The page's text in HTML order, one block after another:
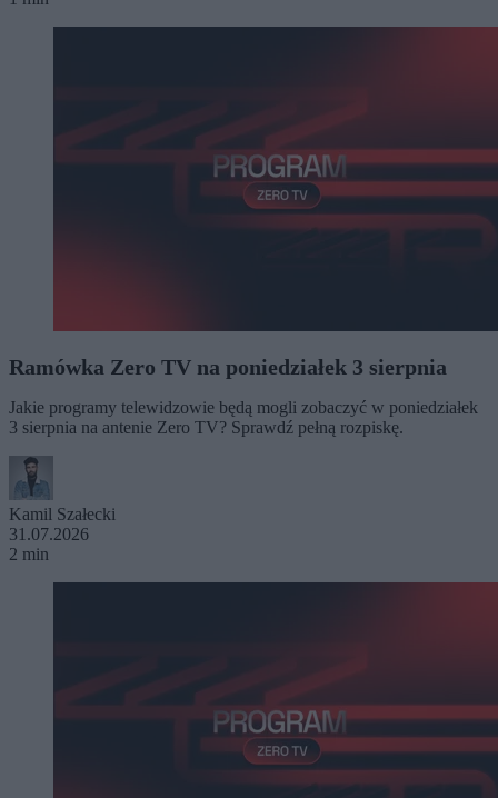
Ramówka Zero TV na poniedziałek 3 sierpnia
Jakie programy telewidzowie będą mogli zobaczyć w poniedziałek
3 sierpnia na antenie Zero TV? Sprawdź pełną rozpiskę.
Kamil Szałecki
31.07.2026
2 min